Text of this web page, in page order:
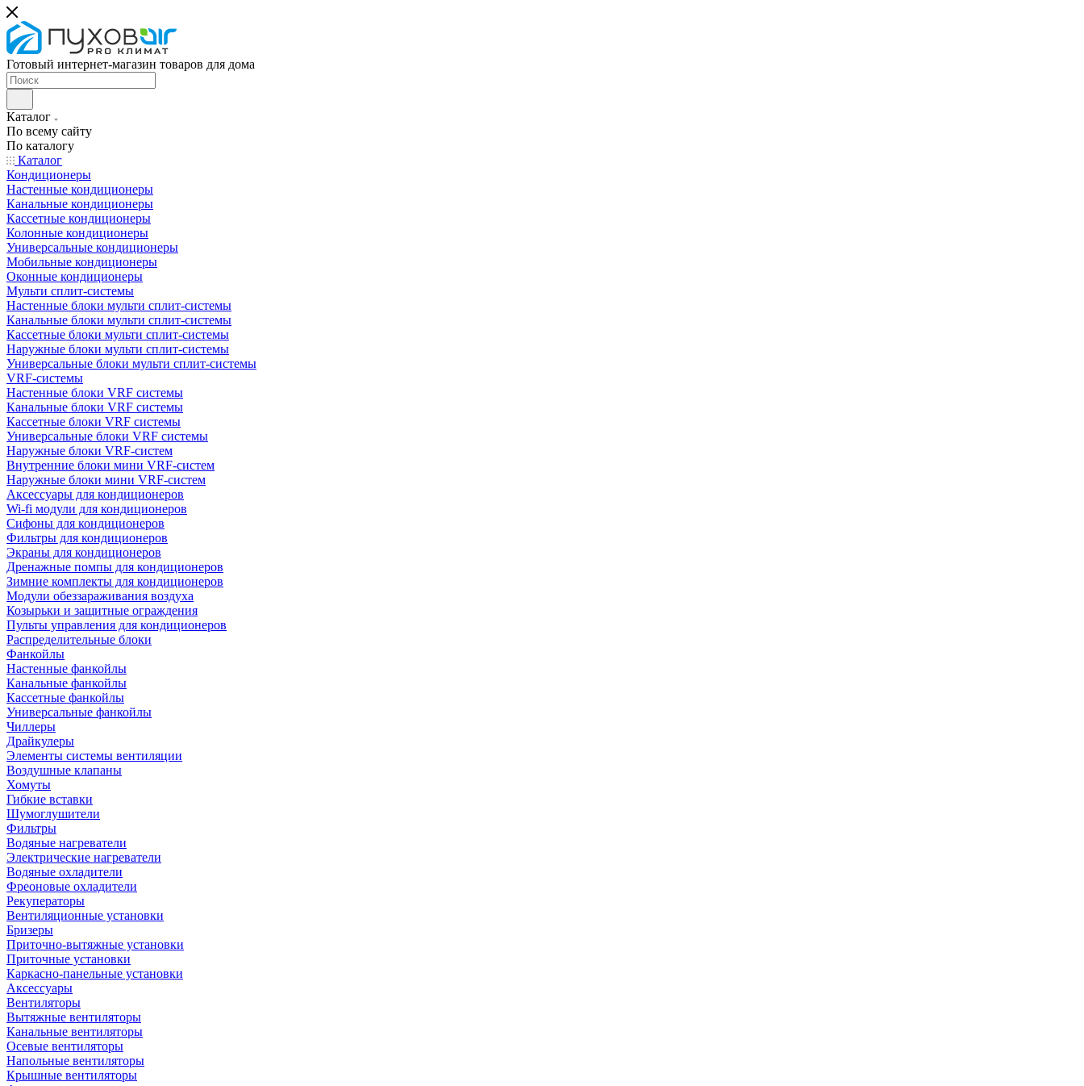
Готовый интернет-магазин товаров для дома
Каталог
По всему сайту
По каталогу
Каталог
Кондиционеры
Настенные кондиционеры
Канальные кондиционеры
Кассетные кондиционеры
Колонные кондиционеры
Универсальные кондиционеры
Мобильные кондиционеры
Оконные кондиционеры
Мульти сплит-системы
Настенные блоки мульти сплит-системы
Канальные блоки мульти сплит-системы
Кассетные блоки мульти сплит-системы
Наружные блоки мульти сплит-системы
Универсальные блоки мульти сплит-системы
VRF-системы
Настенные блоки VRF системы
Канальные блоки VRF системы
Кассетные блоки VRF системы
Универсальные блоки VRF системы
Наружные блоки VRF-систем
Внутренние блоки мини VRF-систем
Наружные блоки мини VRF-систем
Аксессуары для кондиционеров
Wi-fi модули для кондиционеров
Сифоны для кондиционеров
Фильтры для кондиционеров
Экраны для кондиционеров
Дренажные помпы для кондиционеров
Зимние комплекты для кондиционеров
Модули обеззараживания воздуха
Козырьки и защитные ограждения
Пульты управления для кондиционеров
Распределительные блоки
Фанкойлы
Настенные фанкойлы
Канальные фанкойлы
Кассетные фанкойлы
Универсальные фанкойлы
Чиллеры
Драйкулеры
Элементы системы вентиляции
Воздушные клапаны
Хомуты
Гибкие вставки
Шумоглушители
Фильтры
Водяные нагреватели
Электрические нагреватели
Водяные охладители
Фреоновые охладители
Рекуператоры
Вентиляционные установки
Бризеры
Приточно-вытяжные установки
Приточные установки
Каркасно-панельные установки
Аксессуары
Вентиляторы
Вытяжные вентиляторы
Канальные вентиляторы
Осевые вентиляторы
Напольные вентиляторы
Крышные вентиляторы